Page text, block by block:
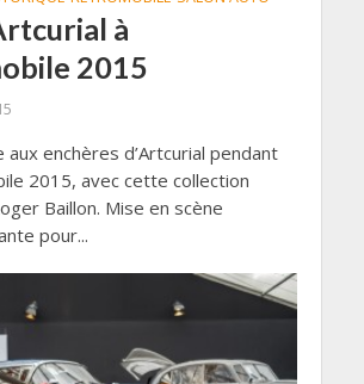
à
2015
aux enchères d’Artcurial pendant
2015, avec cette collection
Baillon. Mise en scène
pour...